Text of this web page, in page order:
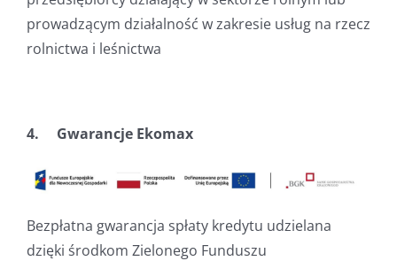
prowadzącym działalność w zakresie usług na rzecz
rolnictwa i leśnictwa
4. Gwarancje Ekomax
Bezpłatna gwarancja spłaty kredytu udzielana
dzięki środkom Zielonego Funduszu